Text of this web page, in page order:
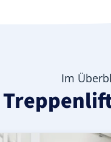
Im